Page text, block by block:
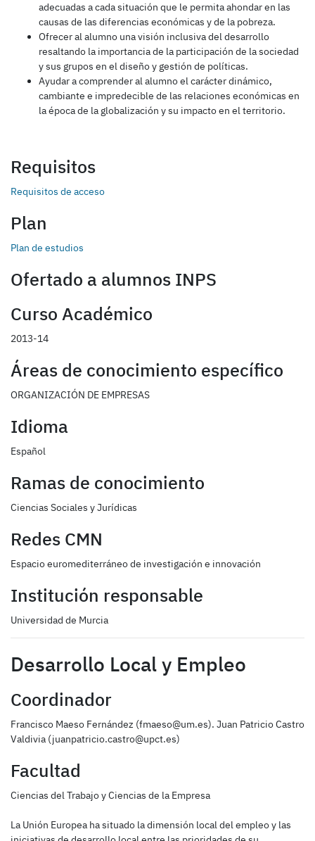
adecuadas a cada situación que le permita ahondar en las
causas de las diferencias económicas y de la pobreza.
Ofrecer al alumno una visión inclusiva del desarrollo
resaltando la importancia de la participación de la sociedad
y sus grupos en el diseño y gestión de políticas.
Ayudar a comprender al alumno el carácter dinámico,
cambiante e impredecible de las relaciones económicas en
la época de la globalización y su impacto en el territorio.
Requisitos
Requisitos de acceso
Plan
Plan de estudios
Ofertado a alumnos INPS
Curso Académico
2013-14
Áreas de conocimiento específico
ORGANIZACIÓN DE EMPRESAS
Idioma
Español
Ramas de conocimiento
Ciencias Sociales y Jurídicas
Redes CMN
Espacio euromediterráneo de investigación e innovación
Institución responsable
Universidad de Murcia
Desarrollo Local y Empleo
Coordinador
Francisco Maeso Fernández (fmaeso@um.es). Juan Patricio Castro
Valdivia (juanpatricio.castro@upct.es)
Facultad
Ciencias del Trabajo y Ciencias de la Empresa
La Unión Europea ha situado la dimensión local del empleo y las